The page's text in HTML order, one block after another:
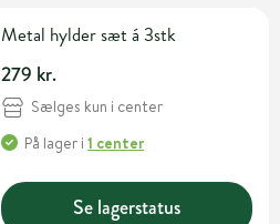
Metal hylder sæt á 3stk
279 kr.
Sælges kun i center
På lager i1 center
Se lagerstatus